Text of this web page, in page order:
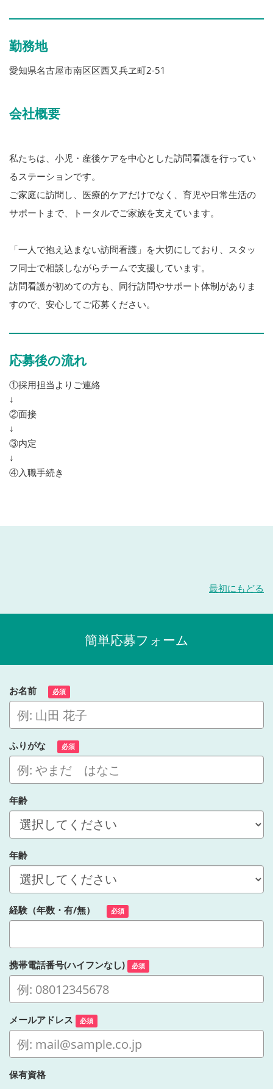
勤務地
愛知県名古屋市南区区西又兵ヱ町2-51
会社概要
私たちは、小児・産後ケアを中心とした訪問看護を行ってい
るステーションです。
ご家庭に訪問し、医療的ケアだけでなく、育児や日常生活の
サポートまで、トータルでご家族を支えています。
「一人で抱え込まない訪問看護」を大切にしており、スタッ
フ同士で相談しながらチームで支援しています。
訪問看護が初めての方も、同行訪問やサポート体制がありま
すので、安心してご応募ください。
応募後の流れ
①採用担当よりご連絡
↓
②面接
↓
③内定
↓
④入職手続き
最初にもどる
簡単応募フォーム
お名前 必須
ふりがな 必須
年齢
年齢
経験（年数・有/無） 必須
携帯電話番号(ハイフンなし) 必須
メールアドレス 必須
保有資格